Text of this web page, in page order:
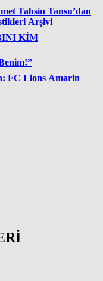
Tahsin Tansu’dan
Arşivi
KİM
FC Lions Amarin